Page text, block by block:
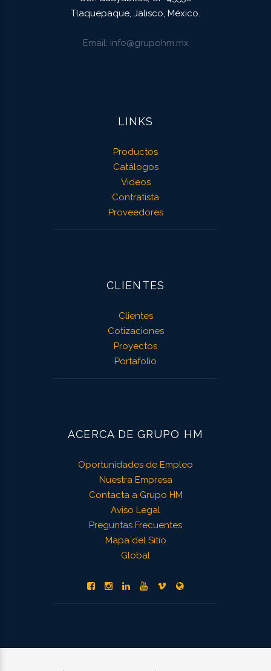
Tlaquepaque, Jalisco, México.
Email info@grupohm.mx
LINKS
Productos
Catálogos
Videos
Contratista
Proveedores
CLIENTES
Clientes
Cotizaciones
Proyectos
Portafolio
ACERCA DE GRUPO HM
Oportunidades de Empleo
Nuestra Empresa
Contacta a Grupo HM
Aviso Legal
Preguntas Frecuentes
Mapa del Sitio
Global